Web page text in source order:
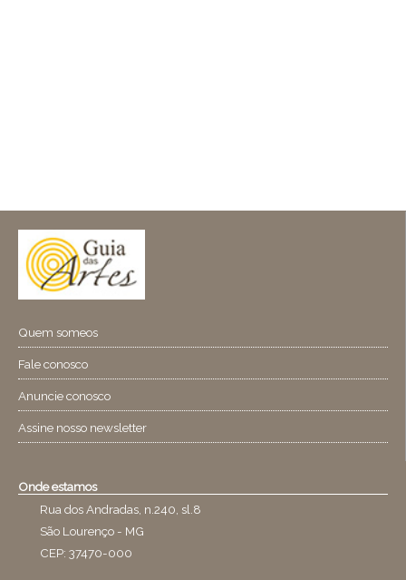
Quem someos
Fale conosco
Anuncie conosco
Assine nosso newsletter
Onde estamos
Rua dos Andradas, n.240, sl.8
São Lourenço - MG
CEP: 37470-000